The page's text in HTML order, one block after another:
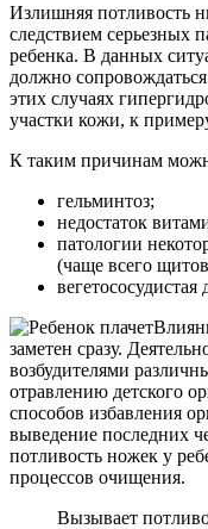
Излишняя потливость
следствием серьезных
ребенка. В данных
должно
этих случаях
участки кожи, к
К таким причинам
гельминтоз;
недостаток
патологии
(чаще всего
вегетососудистая
заметен сразу.
возбудителями
отравлению детского
способов избавления
выведение последних
потливость ножек у
процессов очищения.
Вызывает